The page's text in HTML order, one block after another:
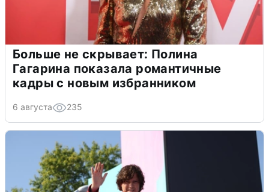
Больше не скрывает: Полина
Гагарина показала романтичные
кадры с новым избранником
6 августа 235